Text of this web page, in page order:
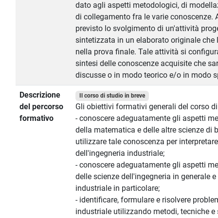
dato agli aspetti metodologici, di
di collegamento fra le varie conoscenze.
previsto lo svolgimento di un'attività
sintetizzata in un elaborato originale che
nella prova finale. Tale attività si
sintesi delle conoscenze acquisite che
discusse o in modo teorico e/o in modo
Descrizione
del percorso
formativo
Il corso di studio in breve
Gli obiettivi formativi generali del corso
- conoscere adeguatamente gli aspetti
della matematica e delle altre scienze di
utilizzare tale conoscenza per
dell'ingegneria industriale;
- conoscere adeguatamente gli aspetti
delle scienze dell'ingegneria in generale
industriale in particolare;
- identificare, formulare e risolvere
industriale utilizzando metodi, tecniche